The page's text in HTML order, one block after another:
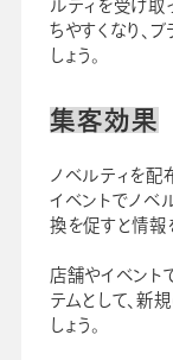
ルティを受け取
ちやすくなり、
しょう。
集客効果
ノベルティを配
イベントでノベ
換を促すと情報
店舗やイベント
テムとして、新
しょう。